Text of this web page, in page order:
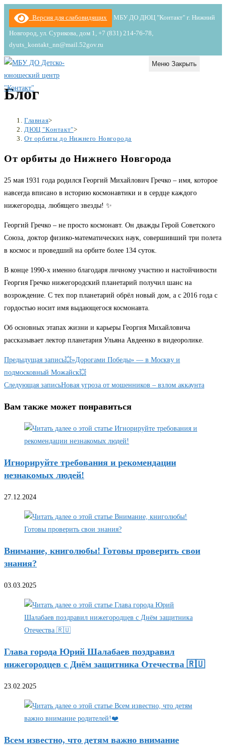
Перейти
содержимому
Версия для слабовидящих МБУ ДО ДЮЦ "Контакт" г. Нижний
Новгород, ул. Сурикова, дом 1, +7 (831) 214-76-78,
dyuts_kontakt_nn@mail.52gov.ru
Меню Закрыть
Блог
Главная>
ДЮЦ "Контакт">
От орбиты до Нижнего Новгорода
От орбиты до Нижнего Новгорода
25 мая 1931 года родился Георгий Михайлович Гречко – имя, которое
навсегда вписано в историю космонавтики и в сердце каждого
нижегородца, любящего звезды! ✨
Георгий Гречко – не просто космонавт. Он дважды Герой Советского
Союза, доктор физико-математических наук, совершивший три полета
в космос и проведший на орбите более 134 суток.
В конце 1990-х именно благодаря личному участию и настойчивости
Георгия Гречко нижегородский планетарий получил шанс на
возрождение. С тех пор планетарий обрёл новый дом, а с 2016 года с
гордостью носит имя выдающегося космонавта.
Об основных этапах жизни и карьеры Георгия Михайловича
рассказывает лектор планетария Ульяна Авдеенко в видеоролике.
Читать
далее
статьи
Предыдущая запись💥»Дорогами Победы» — в Москву и
подмосковный Можайск💥
Следующая записьНовая угроза от мошенников – взлом аккаунта
Вам также может понравиться
Игнорируйте требования и рекомендации
незнакомых людей!
27.12.2024
Внимание, книголюбы! Готовы проверить свои
знания?
03.03.2025
Глава города Юрий Шалабаев поздравил
нижегородцев с Днём защитника Отечества 🇷🇺
23.02.2025
Всем известно, что детям важно внимание